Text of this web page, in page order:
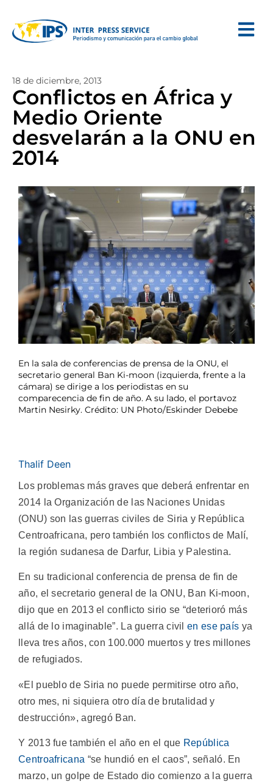
18 de diciembre, 2013
Conflictos en África y
Medio Oriente
desvelarán a la ONU en
2014
En la sala de conferencias de prensa de la ONU, el
secretario general Ban Ki-moon (izquierda, frente a la
cámara) se dirige a los periodistas en su
comparecencia de fin de año. A su lado, el portavoz
Martin Nesirky. Crédito: UN Photo/Eskinder Debebe
Thalif Deen
Los problemas más graves que deberá enfrentar en
2014 la Organización de las Naciones Unidas
(ONU) son las guerras civiles de Siria y República
Centroafricana, pero también los conflictos de Malí,
la región sudanesa de Darfur, Libia y Palestina.
En su tradicional conferencia de prensa de fin de
año, el secretario general de la ONU, Ban Ki-moon,
dijo que en 2013 el conflicto sirio se “deterioró más
allá de lo imaginable”. La guerra civilen ese país ya
lleva tres años, con 100.000 muertos y tres millones
de refugiados.
«El pueblo de Siria no puede permitirse otro año,
otro mes, ni siquiera otro día de brutalidad y
destrucción», agregó Ban.
Y 2013 fue también el año en el que República
Centroafricana “se hundió en el caos”, señaló. En
marzo, un golpe de Estado dio comienzo a la guerra